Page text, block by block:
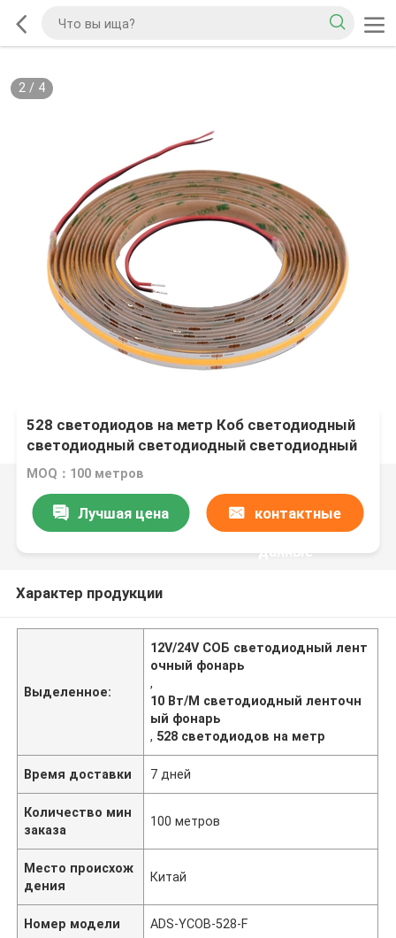
2/ 4
528 светодиодов на метр Коб светодиодный
светодиодный светодиодный светодиодный
светодиодный светодиодный светодиодный
светодиодный светодиодный светодиодный
светодиод
MOQ：100 метров
Лучшая цена контактные
данные
Характер продукции
Выделенное:
12V/24V СОБ светодиодный лент
очный фонарь
,
10 Вт/М светодиодный ленточн
ый фонарь
, 528 светодиодов на метр
Время доставки 7 дней
Количество мин
заказа
100 метров
Место происхож
дения
Китай
Номер модели ADS-YCOB-528-F